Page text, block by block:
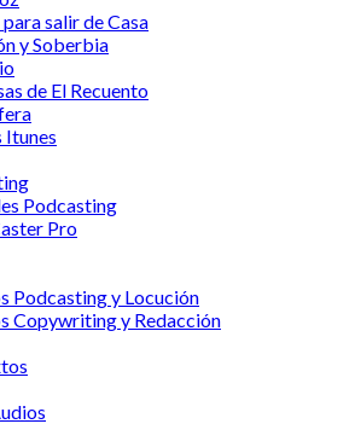
salir de Casa
y Soberbia
de El Recuento
Itunes
Podcasting
Pro
Podcasting y Locución
Copywriting y Redacción